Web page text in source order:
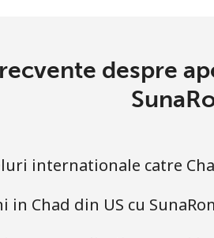
despre
internationale catre
in Chad din US cu